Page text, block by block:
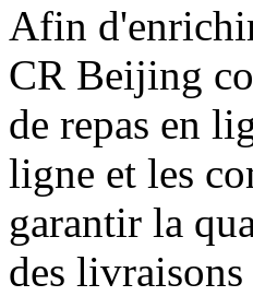
Afin
CR Beijing
de repas en
ligne et les
garantir la
des